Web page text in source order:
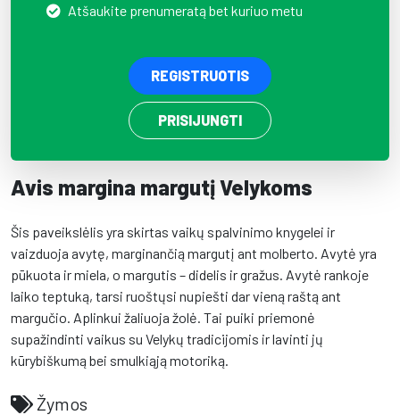
Atšaukite prenumeratą bet kuriuo metu
REGISTRUOTIS
PRISIJUNGTI
Avis margina margutį Velykoms
Šis paveikslėlis yra skirtas vaikų spalvinimo knygelei ir
vaizduoja avytę, marginančią margutį ant molberto. Avytė yra
pūkuota ir miela, o margutis – didelis ir gražus. Avytė rankoje
laiko teptuką, tarsi ruoštųsi nupiešti dar vieną raštą ant
margučio. Aplinkui žaliuoja žolė. Tai puiki priemonė
supažindinti vaikus su Velykų tradicijomis ir lavinti jų
kūrybiškumą bei smulkiąją motoriką.
Žymos